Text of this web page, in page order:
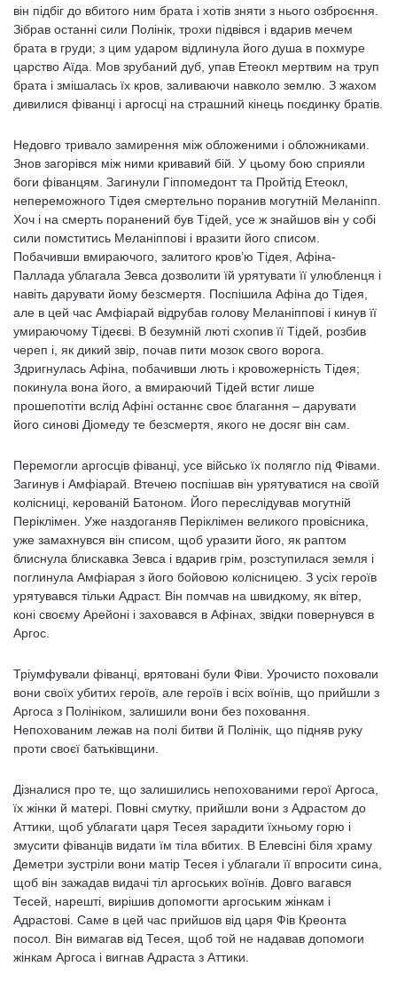
він підбіг до вбитого ним брата і хотів зняти з нього озброєння.
Зібрав останні сили Полінік, трохи підвівся і вдарив мечем
брата в груди; з цим ударом відлинула його душа в похмуре
царство Аїда. Мов зрубаний дуб, упав Етеокл мертвим на труп
брата і змішалась їх кров, заливаючи навколо землю. З жахом
дивилися фіванці і аргосці на страшний кінець поєдинку братів.
Недовго тривало замирення між обложеними і обложниками.
Знов загорівся між ними кривавий бій. У цьому бою сприяли
боги фіванцям. Загинули Гіппомедонт та Пройтід Етеокл,
непереможного Тідея смертельно поранив могутній Меланіпп.
Хоч і на смерть поранений був Тідей, усе ж знайшов він у собі
сили помститись Меланіппові і вразити його списом.
Побачивши вмираючого, залитого кров’ю Тідея, Афіна-
Паллада ублагала Зевса дозволити їй урятувати її улюбленця і
навіть дарувати йому безсмертя. Поспішила Афіна до Тідея,
але в цей час Амфіарай відрубав голову Меланіппові і кинув її
умираючому Тідеєві. В безумній люті схопив її Тідей, розбив
череп і, як дикий звір, почав пити мозок свого ворога.
Здригнулась Афіна, побачивши лють і кровожерність Тідея;
покинула вона його, а вмираючий Тідей встиг лише
прошепотіти вслід Афіні останнє своє благання – дарувати
його синові Діомеду те безсмертя, якого не досяг він сам.
Перемогли аргосців фіванці, усе військо їх полягло під Фівами.
Загинув і Амфіарай. Втечею поспішав він урятуватися на своїй
колісниці, керованій Батоном. Його переслідував могутній
Періклімен. Уже наздоганяв Періклімен великого провісника,
уже замахнувся він списом, щоб уразити його, як раптом
блиснула блискавка Зевса і вдарив грім, розступилася земля і
поглинула Амфіарая з його бойовою колісницею. З усіх героїв
урятувався тільки Адраст. Він помчав на швидкому, як вітер,
коні своєму Арейоні і заховався в Афінах, звідки повернувся в
Аргос.
Тріумфували фіванці, врятовані були Фіви. Урочисто поховали
вони своїх убитих героїв, але героїв і всіх воїнів, що прийшли з
Аргоса з Полініком, залишили вони без поховання.
Непохованим лежав на полі битви й Полінік, що підняв руку
проти своєї батьківщини.
Дізналися про те, що залишились непохованими герої Аргоса,
їх жінки й матері. Повні смутку, прийшли вони з Адрастом до
Аттики, щоб ублагати царя Тесея зарадити їхньому горю і
змусити фіванців видати їм тіла вбитих. В Елевсіні біля храму
Деметри зустріли вони матір Тесея і ублагали її впросити сина,
щоб він зажадав видачі тіл аргоських воїнів. Довго вагався
Тесей, нарешті, вирішив допомогти аргоським жінкам і
Адрастові. Саме в цей час прийшов від царя Фів Креонта
посол. Він вимагав від Тесея, щоб той не надавав допомоги
жінкам Аргоса і вигнав Адраста з Аттики.